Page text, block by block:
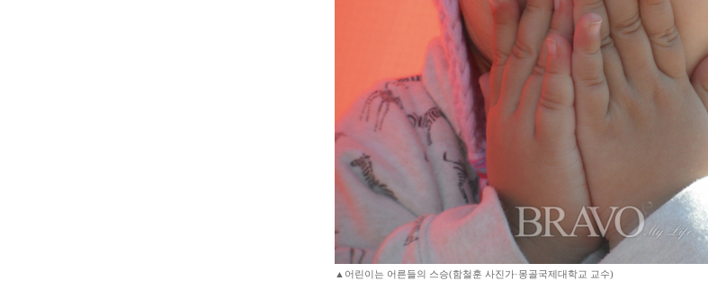
▲어린이는 어른들의 스승(함철훈 사진가·몽골국제대학교 교수)